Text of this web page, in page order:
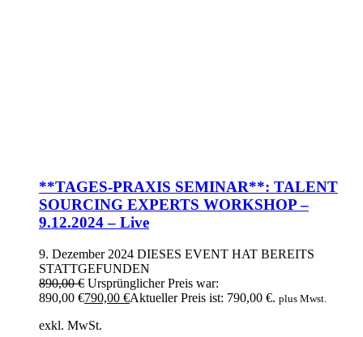
**TAGES-PRAXIS SEMINAR**: TALENT
SOURCING EXPERTS WORKSHOP –
9.12.2024 – Live
9. Dezember 2024 DIESES EVENT HAT BEREITS
STATTGEFUNDEN
890,00€ Ursprünglicher Preis war:
890,00 €790,00 €Aktueller Preis ist: 790,00 €. plus Mwst.
exkl. MwSt.